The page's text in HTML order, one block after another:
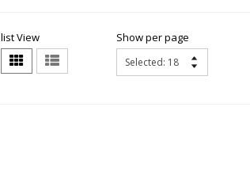
list View Show per page